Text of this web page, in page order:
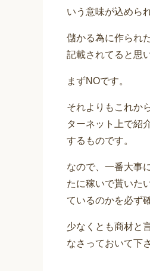
いう意味が込めら
儲かる為に作られ
記載されてると思
まずNOです。
それよりもこれか
ターネット上で紹
するものです。
なので、一番大事
たに稼いで貰いた
ているのかを必ず
少なくとも商材と
なさっておいて下